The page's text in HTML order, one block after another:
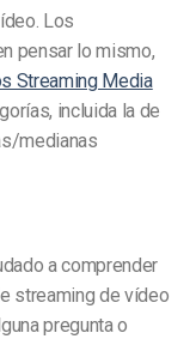
Los
pensar lo mismo,
Streaming Media
incluida la de
medianas
a comprender
streaming de vídeo
pregunta o